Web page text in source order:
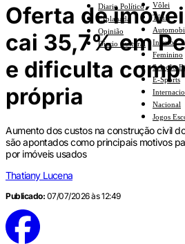
Vôlei
Tênis
Interior
Feminino
Seleção
E-Sports
Nacional
Jogos
Diario Político
Esplanada
Opinião
Diario Cultural
Oferta de
cai 35,7% em
e dificulta
própria
Aumento dos custos na construção civil
são apontados como principais motivos
por imóveis usados
Thatiany Lucena
Publicado: 07/07/2026 às 12:49